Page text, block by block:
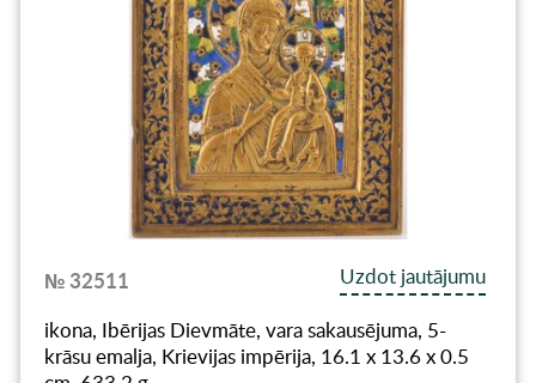
№ 32511
Uzdot jautājumu
ikona, Ibērijas Dievmāte, vara sakausējuma, 5-
krāsu emalja, Krievijas impērija, 16.1 x 13.6 x 0.5